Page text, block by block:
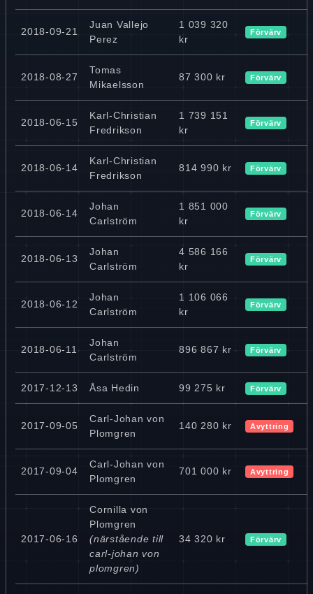
2018-09-21
Juan Vallejo
Perez
1 039 320
kr
Förvärv
2018-08-27
Tomas
Mikaelsson
87 300 kr Förvärv
2018-06-15
Karl-Christian
Fredrikson
1 739 151
kr
Förvärv
2018-06-14
Karl-Christian
Fredrikson
814 990 kr Förvärv
2018-06-14
Johan
Carlström
1 851 000
kr
Förvärv
2018-06-13
Johan
Carlström
4 586 166
kr
Förvärv
2018-06-12
Johan
Carlström
1 106 066
kr
Förvärv
2018-06-11
Johan
Carlström
896 867 kr Förvärv
2017-12-13 Åsa Hedin 99 275 kr Förvärv
2017-09-05
Carl-Johan von
Plomgren
140 280 kr Avyttring
2017-09-04
Carl-Johan von
Plomgren
701 000 kr Avyttring
2017-06-16
Cornilla von
Plomgren
(närstående till
carl-johan von
plomgren)
34 320 kr Förvärv